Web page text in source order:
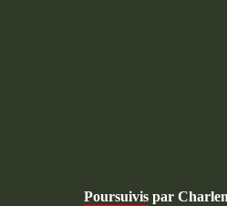
Poursuivis par